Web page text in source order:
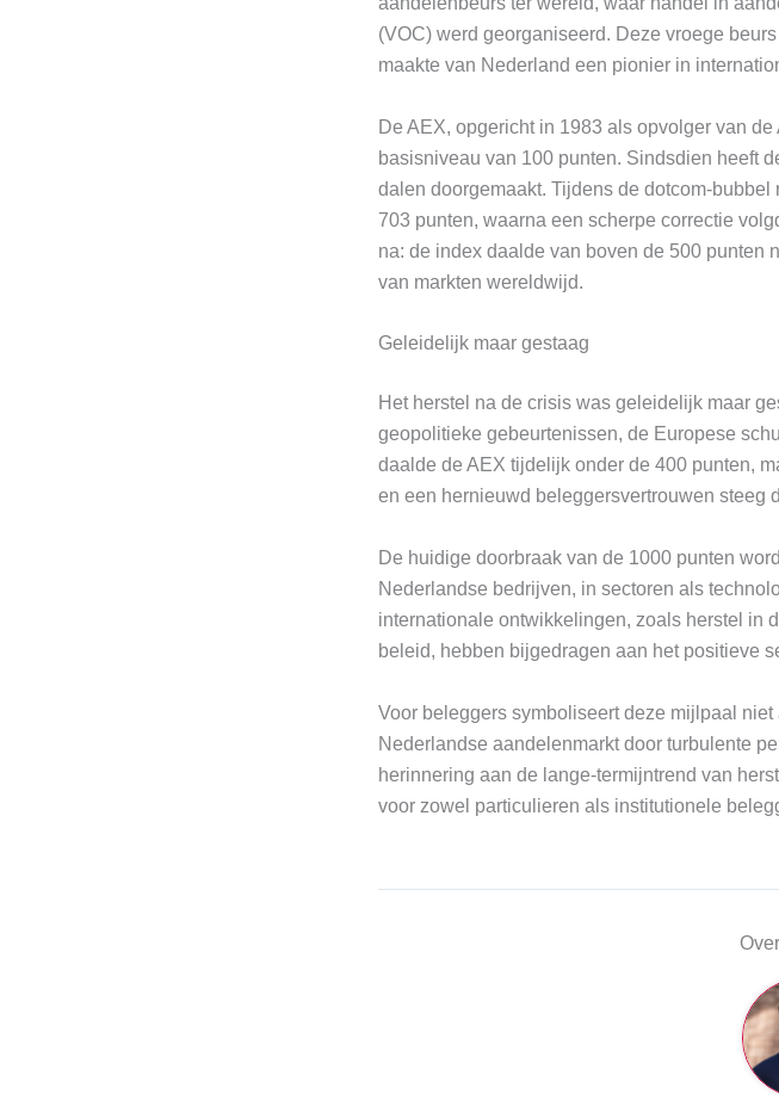
(VOC) werd georganiseerd. Deze vroege
maakte van Nederland een pionier in
De AEX, opgericht in 1983 als opvolger van
basisniveau van 100 punten. Sindsdien heeft
dalen doorgemaakt. Tijdens de dotcom-
703 punten, waarna een scherpe correctie
na: de index daalde van boven de 500 punten
van markten wereldwijd.
Geleidelijk maar gestaag
Het herstel na de crisis was geleidelijk maar
geopolitieke gebeurtenissen, de Europese
daalde de AEX tijdelijk onder de 400 punten,
en een hernieuwd beleggersvertrouwen steeg
De huidige doorbraak van de 1000 punten
Nederlandse bedrijven, in sectoren als
internationale ontwikkelingen, zoals herstel in
beleid, hebben bijgedragen aan het positieve
Voor beleggers symboliseert deze mijlpaal
Nederlandse aandelenmarkt door turbulente
herinnering aan de lange-termijntrend van
voor zowel particulieren als institutionele